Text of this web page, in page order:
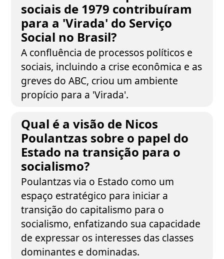
sociais de 1979 contribuíram
para a 'Virada' do Serviço
Social no Brasil?
A confluência de processos políticos e
sociais, incluindo a crise econômica e as
greves do ABC, criou um ambiente
propício para a 'Virada'.
Qual é a visão de Nicos
Poulantzas sobre o papel do
Estado na transição para o
socialismo?
Poulantzas via o Estado como um
espaço estratégico para iniciar a
transição do capitalismo para o
socialismo, enfatizando sua capacidade
de expressar os interesses das classes
dominantes e dominadas.